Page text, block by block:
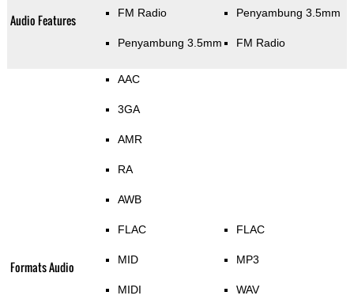
Audio Features FM Radio
Penyambung 3.5mm
Penyambung 3.5mm
FM Radio
Formats Audio
AAC
3GA
AMR
RA
AWB
FLAC
MID
MIDI
FLAC
MP3
WAV